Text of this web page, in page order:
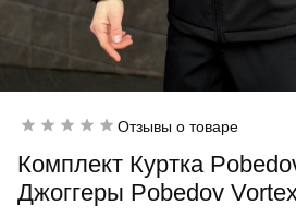
Отзывы о товаре
Комплект Куртка
Джоггеры Pobedov